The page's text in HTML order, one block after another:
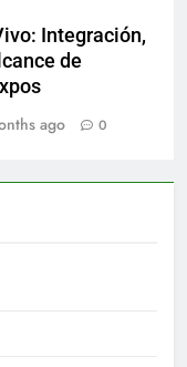
Integración,
de
ago 0